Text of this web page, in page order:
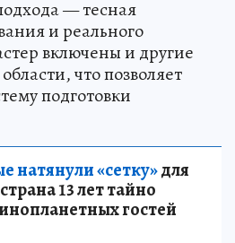
создан
кластер по
Ключевая
— тесная
и реального
включены и другие
что позволяет
подготовки